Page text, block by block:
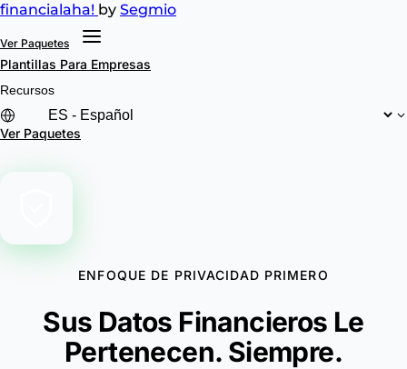
financialaha! by Segmio
Ver Paquetes
Plantillas Para Empresas
Recursos
Ver Paquetes
ENFOQUE DE PRIVACIDAD PRIMERO
Sus Datos Financieros Le
Pertenecen. Siempre.